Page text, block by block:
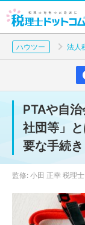
ハウツー 法人
PTAや自
社団等」
要な手続
監修: 小田 正幸 税理士